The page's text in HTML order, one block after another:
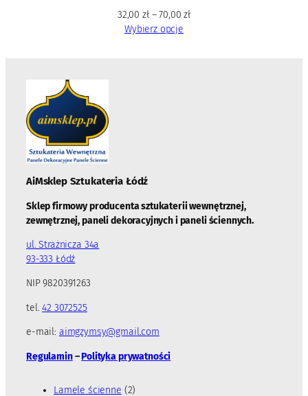
32,00zł–70,00zł
Wybierz opcje
AiMsklep Sztukateria Łódź
Sklep firmowy producenta sztukaterii wewnętrznej,
zewnętrznej, paneli dekoracyjnych i paneli ściennych.
ul. Strażnicza 34a
93-333 Łódź
NIP 9820391263
tel.42 3072525
e-mail: aimgzymsy@gmail.com
Regulamin–Polityka prywatności
Lamele ścienne 22